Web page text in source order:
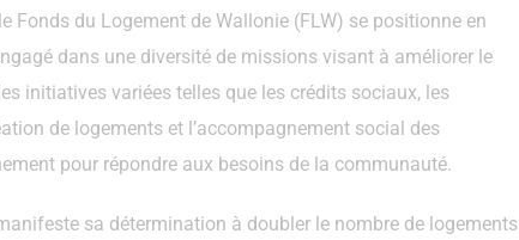
Fonds du Logement de Wallonie (FLW) se positionne en
dans une diversité de missions visant à améliorer le
initiatives variées telles que les crédits sociaux, les
de logements et l’accompagnement social des
pour répondre aux besoins de la communauté.
sa détermination à doubler le nombre de logements